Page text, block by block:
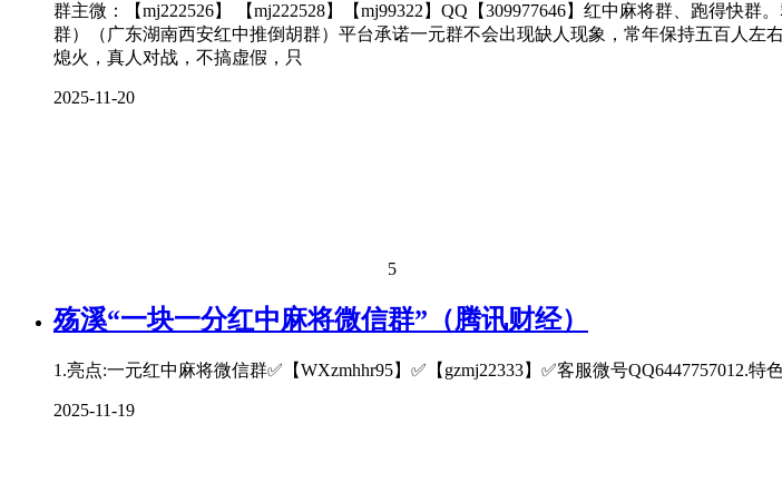
群主微：【mj222526】 【mj222528】【mj99322】QQ【309977646】红中麻将群、跑得快
群）（广东湖南西安红中推倒胡群）平台承诺一元群不会出现缺人现象，常年保持五百人
熄火，真人对战，不搞虚假，只
2025-11-20
5
殇溪“一块一分红中麻将微信群”（腾讯财经）
1.亮点:一元红中麻将微信群✅【WXzmhhr95】✅【gzmj22333】✅客服微号QQ6447757012.
2025-11-19